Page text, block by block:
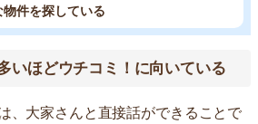
物件を探している
いほどウチコミ！に向いている
、大家さんと直接話ができることで